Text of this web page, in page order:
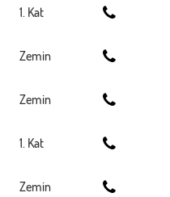
1. Kat
Zemin
Zemin
1. Kat
Zemin